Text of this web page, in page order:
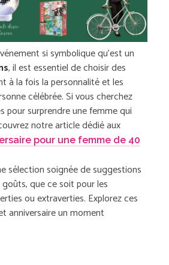
si symbolique qu’est un
, il est essentiel de choisir des
à la fois la personnalité et les
célébrée. Si vous cherchez
pour surprendre une femme qui
notre article dédié aux
pour une femme de 40
sélection soignée de suggestions
que ce soit pour les
ou extraverties. Explorez ces
anniversaire un moment